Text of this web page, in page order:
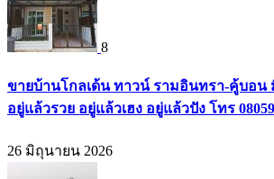
8
ขายบ้านโกลเด้น ทาวน์ รามอินทรา-คู้บอน
อยู่แล้วรวย อยู่แล้วเฮง อยู่แล้วปัง โทร
26 มิถุนายน 2026